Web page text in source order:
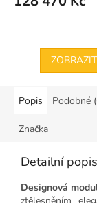
Popis Podobné
Značka
Detailní
Designová